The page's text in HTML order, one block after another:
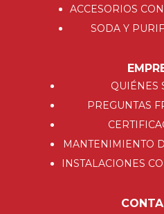
ACCESORIOS
SODA Y
QUIÉNES
PREGUNTAS
MANTENIMIENTO
INSTALACIONES